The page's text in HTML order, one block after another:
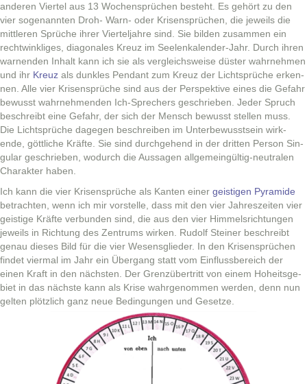
anderen Vier­tel aus 13 Wochen­sprüchen beste­ht. Es gehört zu den
vier soge­nan­nten Droh- Warn- oder Krisen­sprüchen, die jew­eils die
mit­tleren Sprüche ihrer Viertel­jahre sind. Sie bilden zusam­men ein
rechtwin­kliges, diag­o­nales Kreuz im See­lenkalen­der-Jahr. Durch ihren
war­nen­den Inhalt kann ich sie als ver­gle­ich­sweise düster wahrnehmen
und ihr Kreuz als dun­kles Pen­dant zum Kreuz der Licht­sprüche erken­
nen. Alle vier Krisen­sprüche sind aus der Per­spek­tive eines die Gefahr
bewusst wahrnehmenden Ich-Sprech­ers geschrieben. Jed­er Spruch
beschreibt eine Gefahr, der sich der Men­sch bewusst stellen muss.
Die Licht­sprüche dage­gen beschreiben im Unter­be­wusst­sein wirk­
ende, göt­tliche Kräfte. Sie sind durchge­hend in der drit­ten Per­son Sin­
gu­lar geschrieben, wodurch die Aus­sagen all­ge­me­ingültig-neu­tralen
Charak­ter haben.
Ich kann die vier Krisen­sprüche als Kan­ten ein­er geisti­gen Pyra­mide
betra­cht­en, wenn ich mir vorstelle, dass mit den vier Jahreszeit­en vier
geistige Kräfte ver­bun­den sind, die aus den vier Him­mel­srich­tun­gen
jew­eils in Rich­tung des Zen­trums wirken. Rudolf Stein­er beschreibt
genau dieses Bild für die vier Wesens­glieder. In den Krisen­sprüchen
find­et vier­mal im Jahr ein Über­gang statt vom Ein­fluss­bere­ich der
einen Kraft in den näch­sten. Der Gren­züber­tritt von einem Hoheits­ge­
bi­et in das näch­ste kann als Krise wahrgenom­men wer­den, denn nun
gel­ten plöt­zlich ganz neue Bedin­gun­gen und Gesetze.